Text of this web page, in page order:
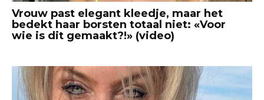
Vrouw past elegant kleedje, maar het
bedekt haar borsten totaal niet: «Voor
wie is dit gemaakt?!» (video)